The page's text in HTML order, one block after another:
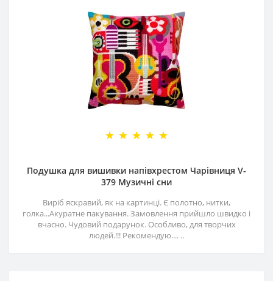
Подушка для вишивки напівхрестом Чарівниця V-
379 Музичні сни
Виріб яскравий, як на картинці. Є полотно, нитки,
голка...Акуратне пакування. Замовлення прийшло швидко і
вчасно. Чудовий подарунок. Особливо, для творчих
людей.!!! Рекомендую.... ..